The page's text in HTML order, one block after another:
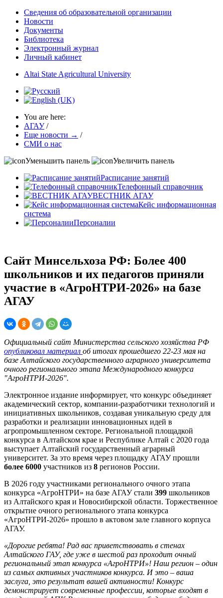
Сведения об образовательной организации
Новости
Документы
Библиотека
Электронный журнал
Личный кабинет
Altai State Agricultural University
You are here:
АГАУ /
Еще новости → /
СМИ о нас
Уменьшить панель
Увеличить панель
Расписание занятий
Телефонный справочник
ВЕСТНИК АГАУ
Кейс информационная
система
Персоналии
Сайт Минсельхоза РФ: Более 400
школьников и их педагогов приняли
участие в «АгроНТРИ-2026» на базе
АГАУ
Официальный сайт Министерства сельского хозяйства РФ
опубликовал материал об итогах прошедшего 22-23 мая на
базе Алтайского государственного аграрного университета
очного регионального этапа Международного конкурса
"АгроНТРИ-2026".
Электронное издание информирует, что конкурс объединяет
академический сектор, компании-разработчики технологий и
инициативных школьников, создавая уникальную среду для
разработки и реализации инновационных идей в
агропромышленном секторе. Региональной площадкой
конкурса в Алтайском крае и Республике Алтай с 2020 года
выступает Алтайский государственный аграрный
университет. За это время через площадку АГАУ прошли
более 6000 участников из 8 регионов России.
В 2026 году участниками регионального очного этапа
конкурса «АгроНТРИ» на базе АГАУ стали 399 школьников
из Алтайского края и Новосибирской области. Торжественное
открытие очного регионального этапа конкурса
«АгроНТРИ-2026» прошло в актовом зале главного корпуса
АГАУ.
«Дорогие ребята! Рад вас приветствовать в стенах
Алтайского ГАУ, где уже в шестой раз проходит очный
региональный этап конкурса «АгроНТРИ»! Наш регион – один
из самых активных участников конкурса. И это – ваша
заслуга, это результат вашей активности! Конкурс
демонстрирует современные профессии, которые входят в